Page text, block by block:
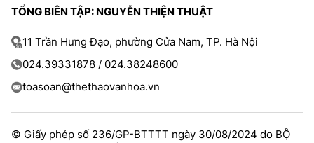
TỔNG BIÊN TẬP: NGUYỄN THIỆN THUẬT
11 Trần Hưng Đạo, phường Cửa Nam, TP. Hà Nội
024.39331878 / 024.38248600
toasoan@thethaovanhoa.vn
© Giấy phép số 236/GP-BTTTT ngày 30/08/2024 do BỘ